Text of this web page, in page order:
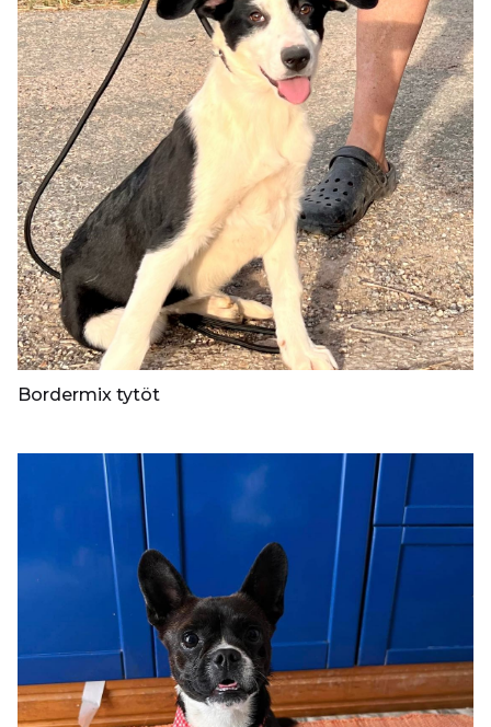
Bordermix tytöt